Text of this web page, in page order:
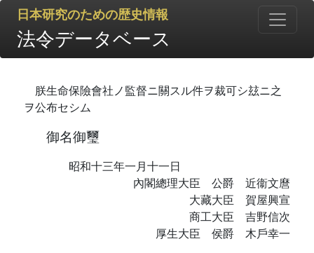
日本研究のための歴史情報
法令データベース
朕生命保險會社ノ監督ニ關スル件ヲ裁可シ玆ニ之
ヲ公布セシム
御名御璽
昭和十三年一月十一日
內閣總理大臣 公爵 近衞文麿
大藏大臣 賀屋興宣
商工大臣 吉野信次
厚生大臣 侯爵 木戶幸一